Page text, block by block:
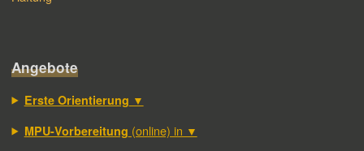
Angebote
Erste Orientierung ▼
MPU-Vorbereitung (online) in ▼